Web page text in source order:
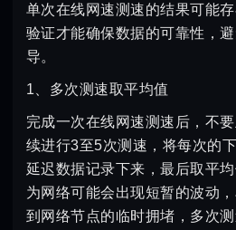
单次在线网速测速的结果可能
验证才能确保数据的可靠性，
导。
1、多次测速取平均值
完成一次在线网速测速后，不
续进行3至5次测速，将每次的
延迟数据记录下来，最后取平
为网络可能会出现短暂的波动
到网络节点的临时拥堵，多次